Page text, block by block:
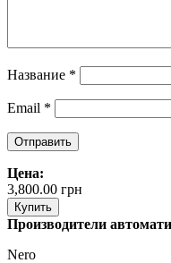
Название *
Email *
Цена:
3,800.00 грн
Купить
Производители
Nero